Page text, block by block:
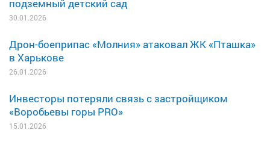
подземный детский сад
30.01.2026
Дрон-боеприпас «Молния» атаковал ЖК «Пташка»
в Харькове
26.01.2026
Инвесторы потеряли связь с застройщиком
«Воробьевы горы PRO»
15.01.2026